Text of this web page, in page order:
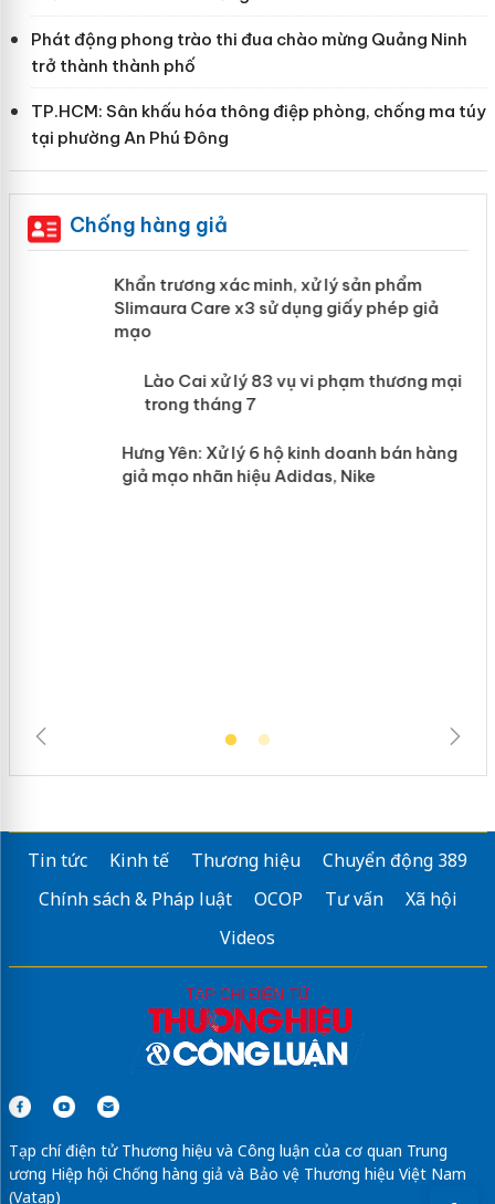
Phát động phong trào thi đua chào mừng Quảng Ninh
trở thành thành phố
TP.HCM: Sân khấu hóa thông điệp phòng, chống ma túy
tại phường An Phú Đông
Chống hàng giả
Khẩn trương xác minh, xử lý sản phẩm
Slimaura Care x3 sử dụng giấy phép giả
mạo
Lào Cai xử lý 83 vụ vi phạm thương
mại trong tháng 7
Tin tức Kinh tế Thương hiệu
Chuyển động 389
Chính sách & Pháp luật
OCOP Tư vấn
Xã hội
Videos
Tạp chí điện tử Thương hiệu và Công luận của cơ quan Trung
ương Hiệp hội Chống hàng giả và Bảo vệ Thương hiệu Việt Nam
(Vatap)